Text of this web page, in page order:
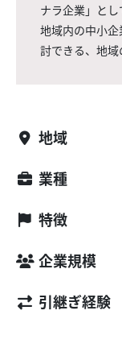
ナラ企業」とし
地域内の中小
討できる、地域
地域
業種
特徴
企業規模
引継ぎ経験